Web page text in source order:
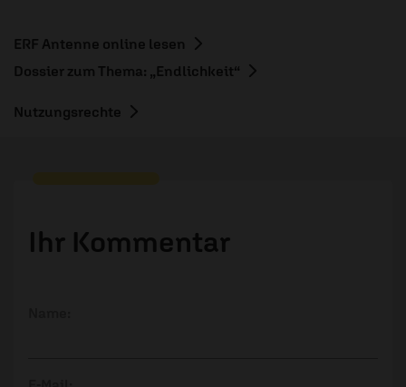
ERF Antenne online lesen
Dossier zum Thema: „Endlichkeit“
Nutzungsrechte
Ihr Kommentar